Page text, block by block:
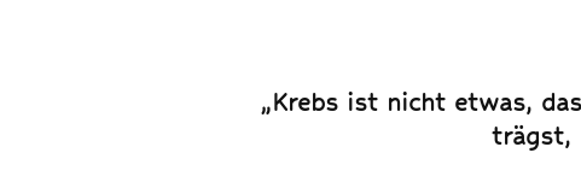
„Krebs ist nicht etwas,
trägst,